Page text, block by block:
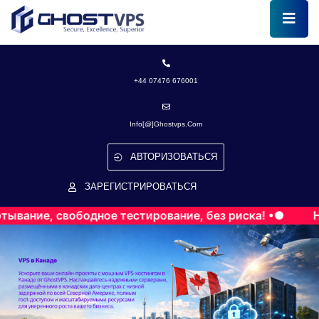
+44 07476 676001
Info[@]ghostvps.com
АВТОРИЗОВАТЬСЯ
ЗАРЕГИСТРИРОВАТЬСЯ
тестирование, без риска! •● Начните